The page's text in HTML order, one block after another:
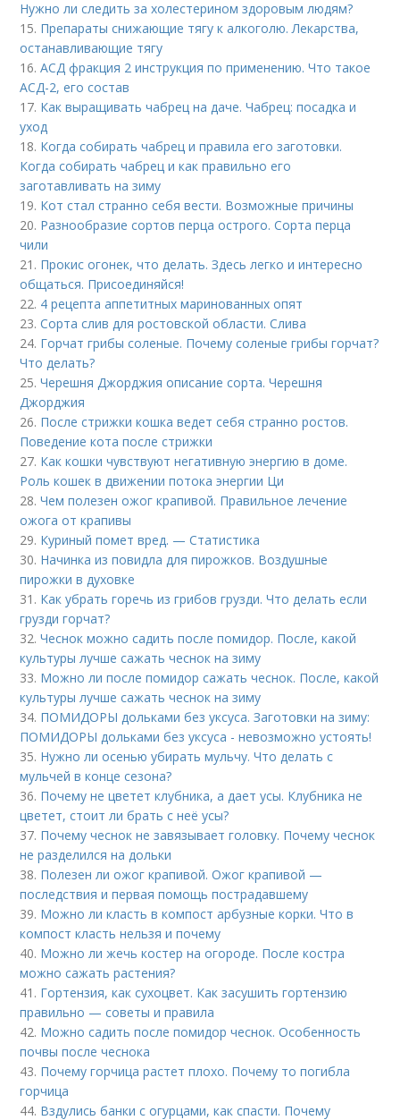
Нужно ли следить за холестерином здоровым людям?
15. Препараты снижающие тягу к алкоголю. Лекарства,
останавливающие тягу
16.АСД фракция 2 инструкция по применению. Что такое
АСД-2, его состав
17. Как выращивать чабрец на даче. Чабрец: посадка и
уход
18. Когда собирать чабрец и правила его заготовки.
Когда собирать чабрец и как правильно его
заготавливать на зиму
19. Кот стал странно себя вести. Возможные причины
20. Разнообразие сортов перца острого. Сорта перца
чили
21. Прокис огонек, что делать. Здесь легко и интересно
общаться. Присоединяйся!
22. 4 рецепта аппетитных маринованных опят
23.Сорта слив для ростовской области. Слива
24. Горчат грибы соленые. Почему соленые грибы горчат?
Что делать?
25.Черешня Джорджия описание сорта. Черешня
Джорджия
26. После стрижки кошка ведет себя странно ростов.
Поведение кота после стрижки
27. Как кошки чувствуют негативную энергию в доме.
Роль кошек в движении потока энергии Ци
28.Чем полезен ожог крапивой. Правильное лечение
ожога от крапивы
29. Куриный помет вред. — Статистика
30. Начинка из повидла для пирожков. Воздушные
пирожки в духовке
31. Как убрать горечь из грибов грузди. Что делать если
грузди горчат?
32.Чеснок можно садить после помидор. После, какой
культуры лучше сажать чеснок на зиму
33. Можно ли после помидор сажать чеснок. После, какой
культуры лучше сажать чеснок на зиму
34. ПОМИДОРЫ дольками без уксуса. Заготовки на зиму:
ПОМИДОРЫ дольками без уксуса - невозможно устоять!
35. Нужно ли осенью убирать мульчу. Что делать с
мульчей в конце сезона?
36. Почему не цветет клубника, а дает усы. Клубника не
цветет, стоит ли брать с неё усы?
37. Почему чеснок не завязывает головку. Почему чеснок
не разделился на дольки
38. Полезен ли ожог крапивой. Ожог крапивой —
последствия и первая помощь пострадавшему
39. Можно ли класть в компост арбузные корки. Что в
компост класть нельзя и почему
40. Можно ли жечь костер на огороде. После костра
можно сажать растения?
41. Гортензия, как сухоцвет. Как засушить гортензию
правильно — советы и правила
42. Можно садить после помидор чеснок. Особенность
почвы после чеснока
43. Почему горчица растет плохо. Почему то погибла
горчица
44. Вздулись банки с огурцами, как спасти. Почему